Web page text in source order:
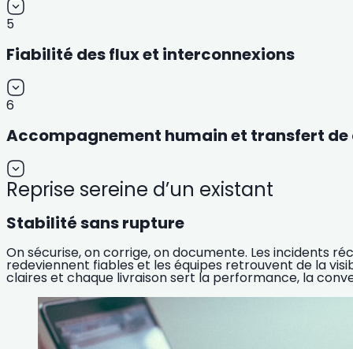
5
Fiabilité des flux et interconnexions
6
Accompagnement humain et transfert
Reprise sereine d’un existant
Stabilité sans rupture
On sécurise, on corrige, on documente. Les incidents
redeviennent fiables et les équipes retrouvent de la
claires et chaque livraison sert la performance, la